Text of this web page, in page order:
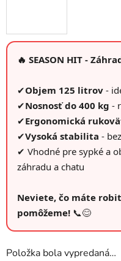
🔥 SEASON HIT -
✔Objem 125 litrov -
✔Nosnosť do 400 kg -
✔Ergonomická
✔Vysoká stabilita -
✔ Vhodné pre sypké a
záhradu a chatu
Neviete, čo máte
pomôžeme! 📞😊
Položka bola vypredaná…